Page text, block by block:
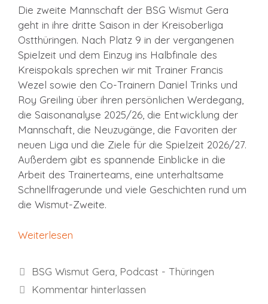
Die zweite Mannschaft der BSG Wismut Gera
geht in ihre dritte Saison in der Kreisoberliga
Ostthüringen. Nach Platz 9 in der vergangenen
Spielzeit und dem Einzug ins Halbfinale des
Kreispokals sprechen wir mit Trainer Francis
Wezel sowie den Co-Trainern Daniel Trinks und
Roy Greiling über ihren persönlichen Werdegang,
die Saisonanalyse 2025/26, die Entwicklung der
Mannschaft, die Neuzugänge, die Favoriten der
neuen Liga und die Ziele für die Spielzeit 2026/27.
Außerdem gibt es spannende Einblicke in die
Arbeit des Trainerteams, eine unterhaltsame
Schnellfragerunde und viele Geschichten rund um
die Wismut-Zweite.
Weiterlesen
Kategorien
BSG Wismut Gera Podcast - Thüringen
Kommentar hinterlassen